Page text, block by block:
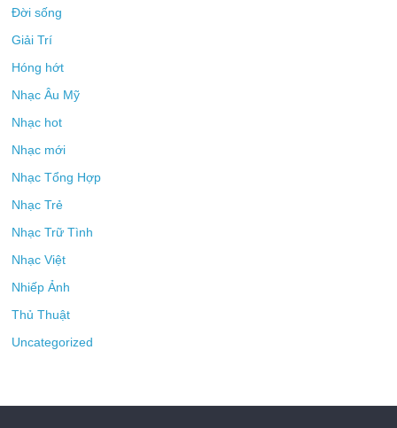
Đời sống
Giải Trí
Hóng hớt
Nhạc Âu Mỹ
Nhạc hot
Nhạc mới
Nhạc Tổng Hợp
Nhạc Trẻ
Nhạc Trữ Tình
Nhạc Việt
Nhiếp Ảnh
Thủ Thuật
Uncategorized